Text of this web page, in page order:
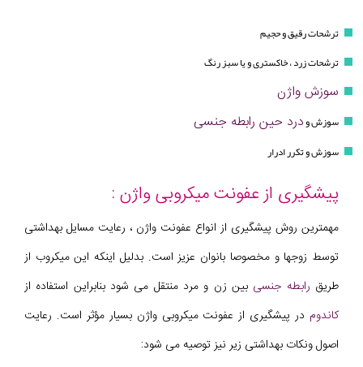
ترشحات رقیق و حجیم
ترشحات زرد ، خاکستری و یا سبز رنگ
سوزش واژن
سوزش ودرد حین رابطه جنسی
سوزش و تکرر ادرار
پیشگیری از عفونت میکروبی واژن :
مهمترین روش پیشگیری از انواع عفونت واژن ، رعایت مسایل بهداشتی
توسط زوجها و مخصوصا بانوان عزیز است. بدلیل اینکه این میکروب از
طریق رابطه جنسی بین زن و مرد منتقل می شود بنابراین استفاده از
کاندوم در پیشگیری از عفونت میکروبی واژن بسیار مؤثر است. رعایت
اصول ونکات بهداشتی زیر نیز توصیه می شود: